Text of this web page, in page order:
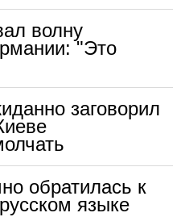
волну
"Это
заговорил
обратилась к
языке